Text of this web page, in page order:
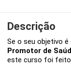
Descrição
Se o seu objetivo é
Promotor de
este curso foi feito